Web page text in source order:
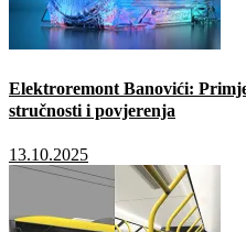
Elektroremont Banovići:
stručnosti i povjerenja
13.10.2025